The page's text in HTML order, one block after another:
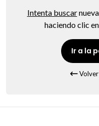
Intenta buscar
haciendo clic
Ir a la